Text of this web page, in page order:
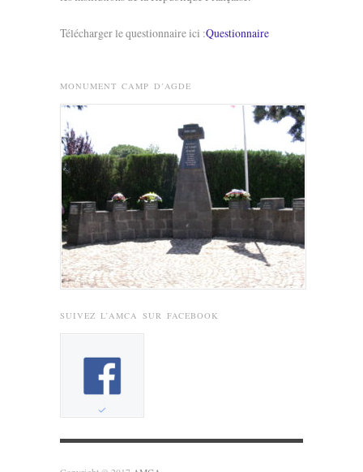
Télécharger le questionnaire ici :Questionnaire
MONUMENT CAMP D’AGDE
SUIVEZ L’AMCA SUR FACEBOOK